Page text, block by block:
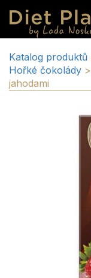
Katalog produktů
Hořké čokolády >
jahodami